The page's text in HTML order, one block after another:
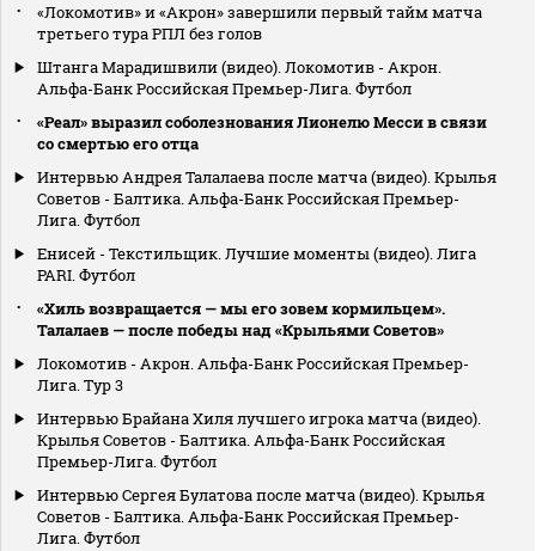
«Локомотив» и «Акрон» завершили первый тайм матча
третьего тура РПЛ без голов
Штанга Марадишвили (видео). Локомотив - Акрон.
Альфа-Банк Российская Премьер-Лига. Футбол
«Реал» выразил соболезнования Лионелю Месси в связи
со смертью его отца
Интервью Андрея Талалаева после матча (видео). Крылья
Советов - Балтика. Альфа-Банк Российская Премьер-
Лига. Футбол
Енисей - Текстильщик. Лучшие моменты (видео). Лига
PARI. Футбол
«Хиль возвращается — мы его зовем кормильцем».
Талалаев — после победы над «Крыльями Советов»
Локомотив - Акрон. Альфа-Банк Российская Премьер-
Лига. Тур 3
Интервью Брайана Хиля лучшего игрока матча (видео).
Крылья Советов - Балтика. Альфа-Банк Российская
Премьер-Лига. Футбол
Интервью Сергея Булатова после матча (видео). Крылья
Советов - Балтика. Альфа-Банк Российская Премьер-
Лига. Футбол